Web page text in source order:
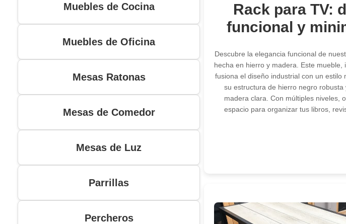
Muebles de Cocina
Muebles de Oficina
Mesas Ratonas
Mesas de Comedor
Mesas de Luz
Parrillas
Percheros
Rack para TV:
funcional y
Descubre la elegancia funcional de
hecha en hierro y madera. Este mueble,
fusiona el diseño industrial con un estilo
su estructura de hierro negro robusta
madera clara. Con múltiples niveles,
espacio para organizar tus libros,